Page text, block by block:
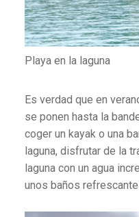
Playa en la laguna
Es verdad que en
se ponen hasta la
coger un kayak o una
laguna, disfrutar de la
laguna con un agua
unos baños